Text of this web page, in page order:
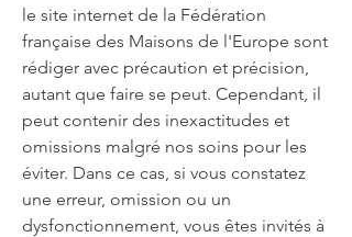
le site internet de la Fédération
française des Maisons de l'Europe sont
rédiger avec précaution et précision,
autant que faire se peut. Cependant, il
peut contenir des inexactitudes et
omissions malgré nos soins pour les
éviter. Dans ce cas, si vous constatez
une erreur, omission ou un
dysfonctionnement, vous êtes invités à